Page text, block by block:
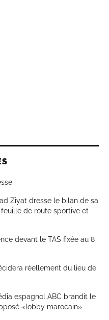
Ziyat dresse le bilan de sa
de route sportive et
devant le TAS fixée au 8
réellement du lieu de
espagnol ABC brandit le
«lobby marocain»